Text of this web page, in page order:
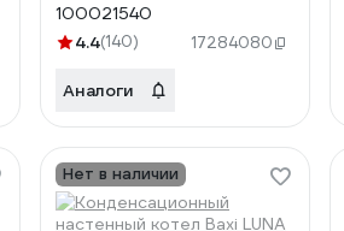
100021540
4.4(140) 17284080
Аналоги
Нет в наличии